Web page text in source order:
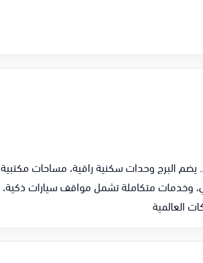
يضم البرج وحدات سكنية راقية، مساحات مكتبية
وخدمات متكاملة تشمل مواقف سيارات ذكية،
العالمية